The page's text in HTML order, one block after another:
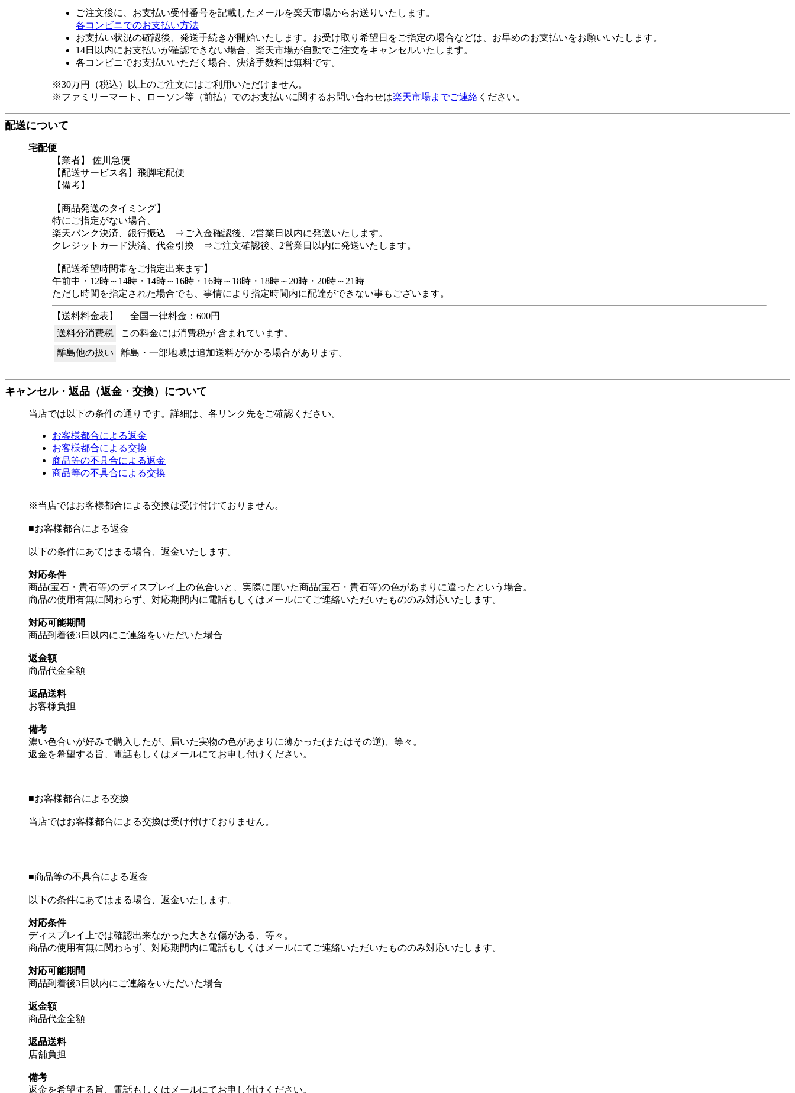
ご注文後に、お支払い受付番号を記載したメールを楽天市場からお送りいたします。
各コンビニでのお支払い方法
お支払い状況の確認後、発送手続きが開始いたします。お受け取り希望日をご指定の場合などは、お早めのお支払いをお願いいたします。
14日以内にお支払いが確認できない場合、楽天市場が自動でご注文をキャンセルいたします。
各コンビニでお支払いいただく場合、決済手数料は無料です。
※30万円（税込）以上のご注文にはご利用いただけません。
※ファミリーマート、ローソン等（前払）でのお支払いに関するお問い合わせは楽天市場までご連絡 ください。
配送について
宅配便
【業者】 佐川急便
【配送サービス名】飛脚宅配便
【備考】
【商品発送のタイミング】
特にご指定がない場合、
楽天バンク決済、銀行振込 ⇒ご入金確認後、2営業日以内に発送いたします。
クレジットカード決済、代金引換 ⇒ご注文確認後、2営業日以内に発送いたします。
【配送希望時間帯をご指定出来ます】
午前中・12時～14時・14時～16時・16時～18時・18時～20時・20時～21時
ただし時間を指定された場合でも、事情により指定時間内に配達ができない事もございます。
【送料料金表】
全国一律料金：600円
送料分消費税
この料金には消費税が 含まれています。
離島他の扱い
離島・一部地域は追加送料がかかる場合があります。
キャンセル・返品（返金・交換）について
当店では以下の条件の通りです。詳細は、各リンク先をご確認ください。
お客様都合による返金
お客様都合による交換
商品等の不具合による返金
商品等の不具合による交換
※当店ではお客様都合による交換は受け付けておりません。
■お客様都合による返金
以下の条件にあてはまる場合、返金いたします。
対応条件
商品(宝石・貴石等)のディスプレイ上の色合いと、実際に届いた商品(宝石・貴石等)の色があまりに違ったという場合。
商品の使用有無に関わらず、対応期間内に電話もしくはメールにてご連絡いただいたもののみ対応いたします。
対応可能期間
商品到着後3日以内にご連絡をいただいた場合
返金額
商品代金全額
返品送料
お客様負担
備考
濃い色合いが好みで購入したが、届いた実物の色があまりに薄かった(またはその逆)、等々。
返金を希望する旨、電話もしくはメールにてお申し付けください。
■お客様都合による交換
当店ではお客様都合による交換は受け付けておりません。
■商品等の不具合による返金
以下の条件にあてはまる場合、返金いたします。
対応条件
ディスプレイ上では確認出来なかった大きな傷がある、等々。
商品の使用有無に関わらず、対応期間内に電話もしくはメールにてご連絡いただいたもののみ対応いたします。
対応可能期間
商品到着後3日以内にご連絡をいただいた場合
返金額
商品代金全額
返品送料
店舗負担
備考
返金を希望する旨、電話もしくはメールにてお申し付けください。